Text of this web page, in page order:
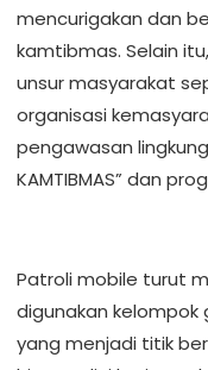
mencurigakan dan
kamtibmas. Selain
unsur masyarakat
organisasi
pengawasan
KAMTIBMAS” dan
Patroli mobile turut
digunakan
yang menjadi titik